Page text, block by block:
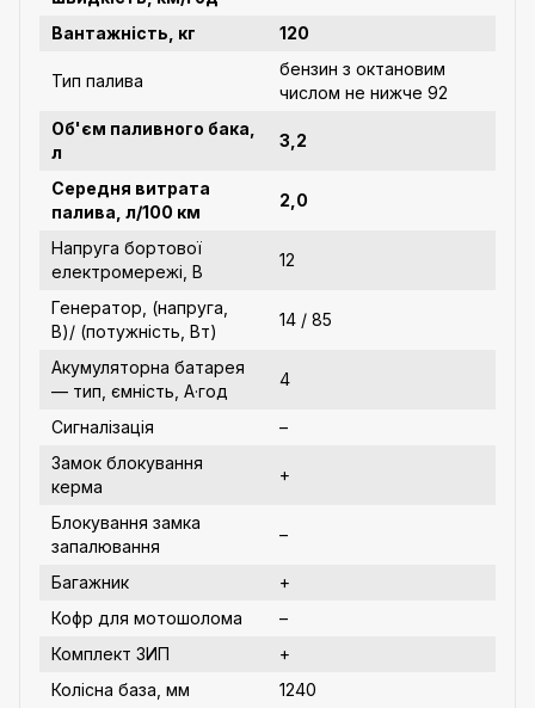
Вантажність, кг 120
Тип палива
бензин з октановим
числом не нижче 92
Об'єм паливного бака,
л
3,2
Середня витрата
палива, л/100 км
2,0
Напруга бортової
електромережі, В
12
Генератор, (напруга,
В)/ (потужність, Вт)
14 / 85
Акумуляторна батарея
— тип, ємність, А·год
4
Сигналізація
–
Замок блокування
керма
+
Блокування замка
запалювання
–
Багажник
+
Кофр для мотошолома
–
Комплект ЗИП
+
Колісна база, мм
1240